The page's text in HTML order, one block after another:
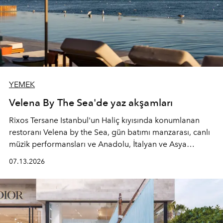
YEMEK
Velena By The Sea'de yaz akşamları
Rixos Tersane Istanbul'un Haliç kıyısında konumlanan
restoranı Velena by the Sea, gün batımı manzarası, canlı
müzik performansları ve Anadolu, İtalyan ve Asya
devam ediyor.
07.13.2026